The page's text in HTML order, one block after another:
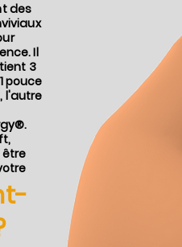
des
Il
3
pouce
l'autre
être